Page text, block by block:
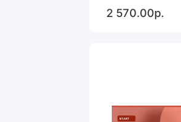
2 570.00р.